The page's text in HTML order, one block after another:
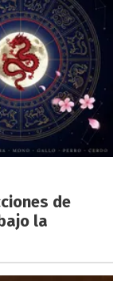
de
la